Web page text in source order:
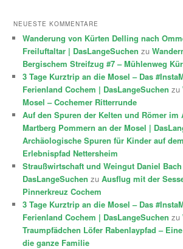
NEUESTE KOMMENTARE
Wanderung von Kürten Delling nach
Freiluftaltar | DasLangeSuchen zu
Bergischem Streifzug #7 – Mühlenweg
3 Tage Kurztrip an die Mosel – Das
Ferienland Cochem | DasLangeSuchen zu
Mosel – Cochemer Ritterrunde
Auf den Spuren der Kelten und Römer im
Martberg Pommern an der Mosel |
Archäologische Spuren für Kinder auf
Erlebnispfad Nettersheim
Straußwirtschaft und Weingut Daniel
DasLangeSuchen zuAusflug mit der
Pinnerkreuz Cochem
3 Tage Kurztrip an die Mosel – Das
Ferienland Cochem | DasLangeSuchen zu
Traumpfädchen Löfer Rabenlaypfad –
die ganze Familie